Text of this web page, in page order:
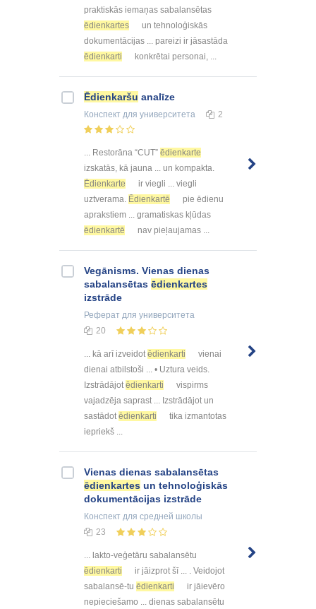
praktiskās iemaņas sabalansētas
ēdienkartes
un tehnoloģiskās
dokumentācijas ... pareizi ir jāsastāda
ēdienkarti
konkrētai personai, ...
Ēdienkaršu analīze
Конспект для университета 2
... Restorāna “CUT” ēdienkarte
izskatās, kā jauna ... un kompakta.
Ēdienkarte
ir viegli ... viegli
uztverama. Ēdienkartē
pie ēdienu
aprakstiem ... gramatiskas kļūdas
ēdienkartē
nav pieļaujamas ...
Vegānisms. Vienas dienas
sabalansētas ēdienkartes
izstrāde
Реферат для университета
20
... kā arī izveidotēdienkarti
vienai
dienai atbilstoši ... • Uztura veids.
Izstrādājotēdienkarti
vispirms
vajadzēja saprast ... Izstrādājot un
sastādotēdienkarti
tika izmantotas
iepriekš ...
Vienas dienas sabalansētas
ēdienkartes un tehnoloģiskās
dokumentācijas izstrāde
Конспект для средней школы
23
... lakto-veģetāru sabalansētu
ēdienkarti
ir jāizprot šī ... . Veidojot
sabalansē-tu ēdienkarti
ir jāievēro
nepieciešamo ... dienas sabalansētu